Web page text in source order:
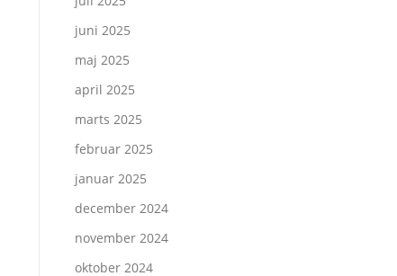
juni 2025
maj 2025
april 2025
marts 2025
februar 2025
januar 2025
december 2024
november 2024
oktober 2024